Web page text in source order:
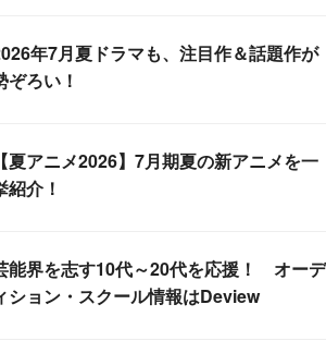
年7月夏ドラマも、注目作＆話題作が
ぞろい！
【夏アニメ2026】7月期夏の新アニメを一
紹介！
能界を志す10代～20代を応援！ オーデ
ション・スクール情報はDeview